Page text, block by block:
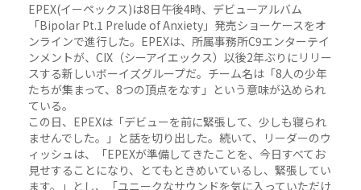
EPEX(イーペックス)は8日午後4時、デビューアルバム
「Bipolar Pt.1 Prelude of Anxiety」発売ショーケースをオ
ンラインで進行した。EPEXは、所属事務所C9エンターテイ
ンメントが、CIX（シーアイエックス）以後2年ぶりにリリー
スする新しいボーイズグループだ。チーム名は「8人の少年
たちが集まって、8つの頂点をなす」という意味が込められ
ている。
この日、EPEXは「デビューを前に緊張して、少しも寝られ
ませんでした。」と話を切り出した。続いて、リーダーのウ
ィッシュは、「EPEXが準備してきたことを、今日すべてお
見せすることになり、とてもときめいているし、緊張してい
ます。」とし、「ユニークなサウンドを気に入っていただけ